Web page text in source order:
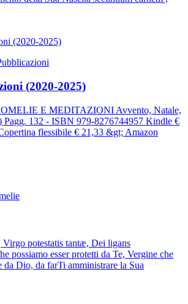
(2020-2025)
E MEDITAZIONI Avvento, Natale,
Pagg. 132 - ISBN 979-8276744957 Kindle €
flessibile € 21,33 &gt; Amazon
Virgo potestatis tantæ, Dei ligans
possiamo esser protetti da Te, Vergine che
da Dio, da farTi amministrare la Sua